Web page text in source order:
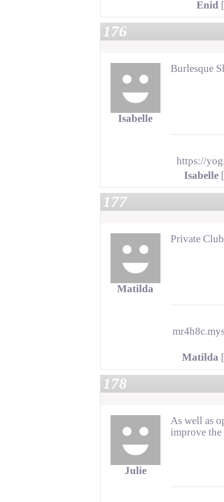
Enid
176
Isabelle
Burlesque
https://
Isabelle
177
Matilda
Private
Matilda
178
Julie
As well as
improve